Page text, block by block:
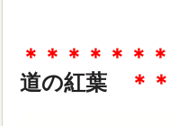
＊＊＊＊＊＊
道の紅葉
＊